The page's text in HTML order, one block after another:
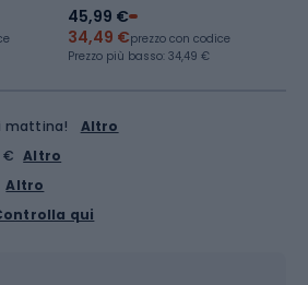
45,99 €
34,49 €prezzo con codice
Prezzo più basso: 34,49 €
mattina!
Altro
€ Altro
Altro
qui